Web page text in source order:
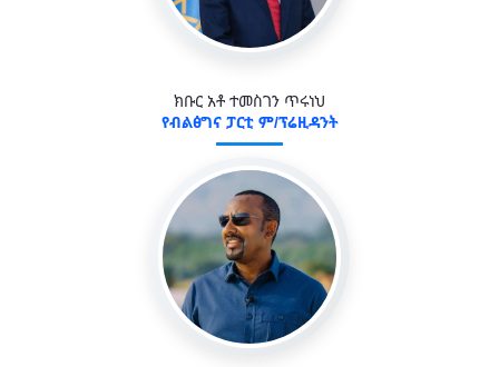
ክቡር አቶ ተመስገን ጥሩነህ
የብልፅግና ፓርቲ ም/ፕሬዚዳንት